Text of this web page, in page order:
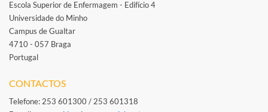
Escola Superior de Enfermagem - Edifício 4
Universidade do Minho
Campus de Gualtar
4710 - 057 Braga
Portugal
CONTACTOS
Telefone: 253 601300 / 253 601318